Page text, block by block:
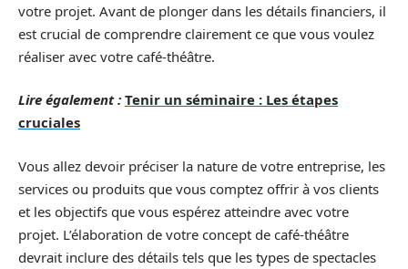
votre projet. Avant de plonger dans les détails financiers, il
est crucial de comprendre clairement ce que vous voulez
réaliser avec votre café-théâtre.
Lire également : Tenir un séminaire : Les étapes
cruciales
Vous allez devoir préciser la nature de votre entreprise, les
services ou produits que vous comptez offrir à vos clients
et les objectifs que vous espérez atteindre avec votre
projet. L’élaboration de votre concept de café-théâtre
devrait inclure des détails tels que les types de spectacles